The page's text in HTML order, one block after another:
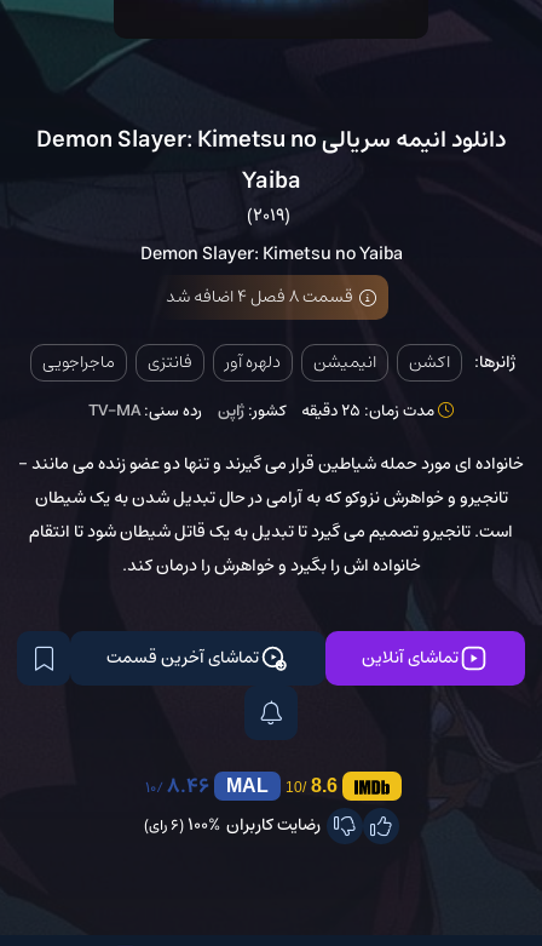
دانلود انیمه سریالی Demon Slayer: Kimetsu no
Yaiba
(2019)
Demon Slayer: Kimetsu no Yaiba
قسمت 8 فصل 4 اضافه شد
ژانرها: اکشن انیمیشن دلهره آور فانتزی ماجراجویی
مدت زمان: 25 دقیقه کشور:ژاپن رده سنی:TV-MA
خانواده ای مورد حمله شیاطین قرار می گیرند و تنها دو عضو زنده می مانند -
تانجیرو و خواهرش نزوکو که به آرامی در حال تبدیل شدن به یک شیطان
است. تانجیرو تصمیم می گیرد تا تبدیل به یک قاتل شیطان شود تا انتقام
خانواده اش را بگیرد و خواهرش را درمان کند.
تماشای آنلاین تماشای آخرین قسمت
8.6
/10
MAL
8.46
/10
رضایت کاربران 100% (6 رای)